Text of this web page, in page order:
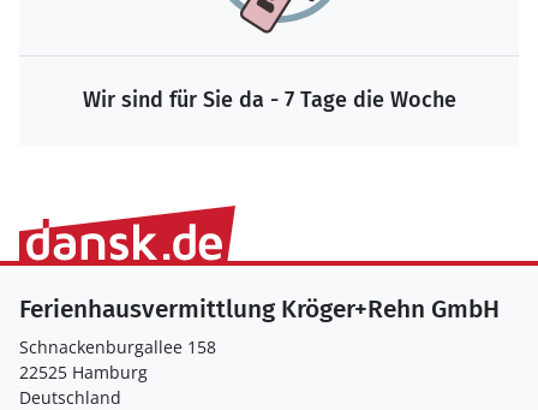
Wir sind für Sie da - 7 Tage die Woche
Ferienhausvermittlung Kröger+Rehn GmbH
Schnackenburgallee 158
22525 Hamburg
Deutschland